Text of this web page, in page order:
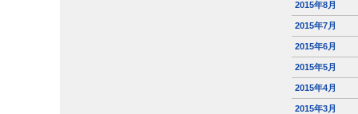
2015年8月
2015年7月
2015年6月
2015年5月
2015年4月
2015年3月